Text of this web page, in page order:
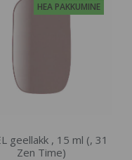
HEA PAKKUMINE
geellakk , 15 ml (, 31
Zen Time)